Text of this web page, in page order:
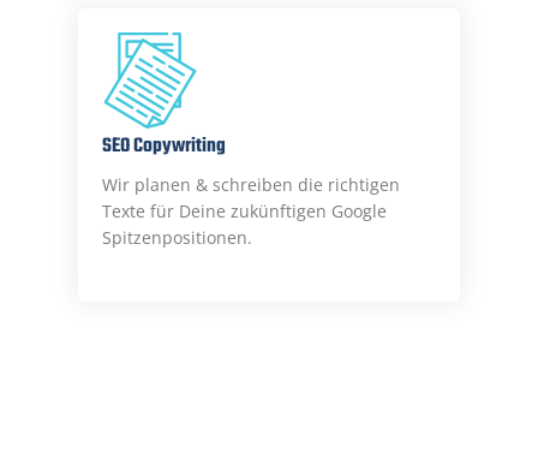
SEO Copywriting
Wir planen & schreiben die richtigen
Texte für Deine zukünftigen Google
Spitzenpositionen.